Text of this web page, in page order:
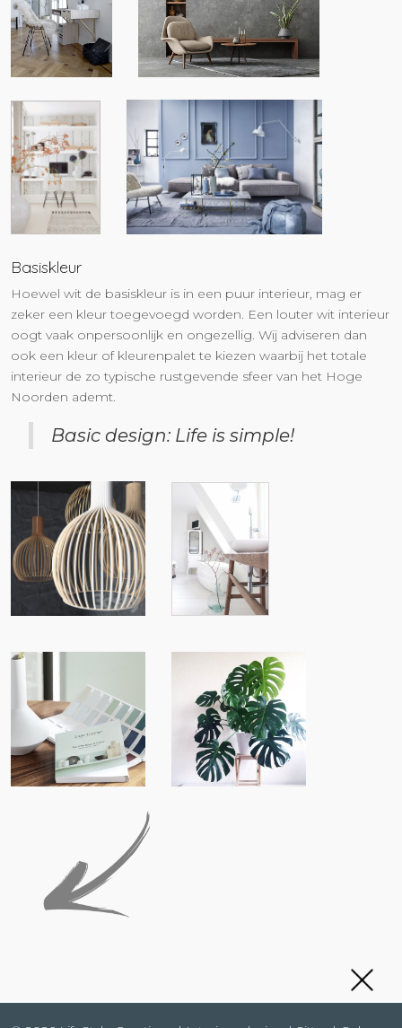
Basiskleur
Hoewel wit de basiskleur is in een puur interieur, mag er
zeker een kleur toegevoegd worden. Een louter wit interieur
oogt vaak onpersoonlijk en ongezellig. Wij adviseren dan
ook een kleur of kleurenpalet te kiezen waarbij het totale
interieur de zo typische rustgevende sfeer van het Hoge
Noorden ademt.
Basic design: Life is simple!